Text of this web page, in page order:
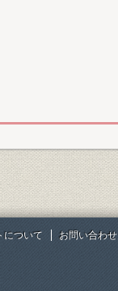
について お問い合わせ